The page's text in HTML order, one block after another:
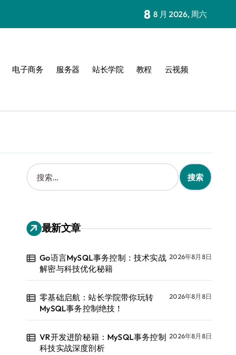
8 8 月 2026, 周六
电子商务 服务器 站长学院 教程 云视频
搜
索
：
最新文章
Go语言MySQL事务控制：技术实战
解密与科技优化秘籍
2026年8月8日
零基础启航：站长学院带你玩转
MySQL事务控制绝技！
2026年8月8日
VR开发进阶秘籍：MySQL事务控制
科技实战深度剖析
2026年8月8日